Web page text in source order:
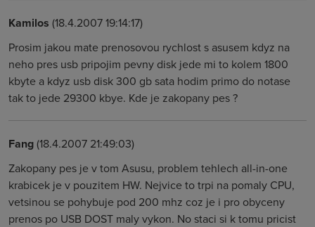
Kamilos (18.4.2007 19:14:17)
Prosim jakou mate prenosovou rychlost s asusem kdyz na
neho pres usb pripojim pevny disk jede mi to kolem 1800
kbyte a kdyz usb disk 300 gb sata hodim primo do notase
tak to jede 29300 kbye. Kde je zakopany pes ?
Fang(18.4.2007 21:49:03)
Zakopany pes je v tom Asusu, problem tehlech all-in-one
krabicek je v pouzitem HW. Nejvice to trpi na pomaly CPU,
vetsinou se pohybuje pod 200 mhz coz je i pro obyceny
prenos po USB DOST maly vykon. No staci si k tomu pricist